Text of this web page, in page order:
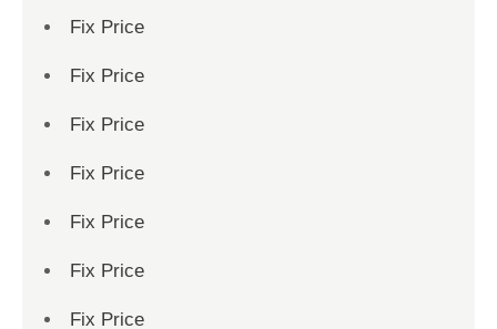
Fix Price
Fix Price
Fix Price
Fix Price
Fix Price
Fix Price
Fix Price